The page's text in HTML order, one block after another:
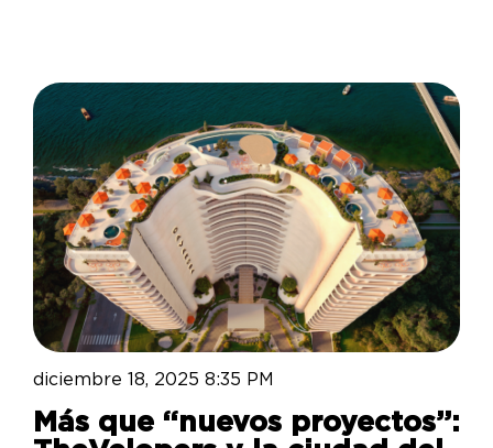
diciembre 18, 2025 8:35 PM
Más que ‘‘nuevos proyectos’’: